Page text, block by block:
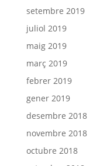
setembre 2019
juliol 2019
maig 2019
març 2019
febrer 2019
gener 2019
desembre 2018
novembre 2018
octubre 2018